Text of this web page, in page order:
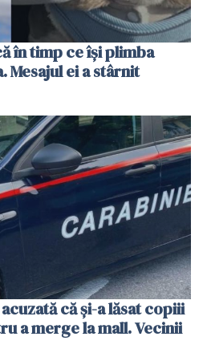
în timp ce își plimba
Mesajul ei a stârnit
că și-a lăsat copiii
a merge la mall. Vecinii